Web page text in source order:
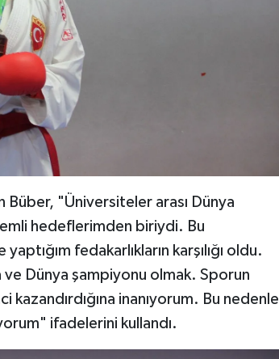
Büber, "Üniversiteler arası Dünya
hedeflerimden biriydi. Bu
fedakarlıkların karşılığı oldu.
Dünya şampiyonu olmak. Sporun
inanıyorum. Bu nedenle
ifadelerini kullandı.